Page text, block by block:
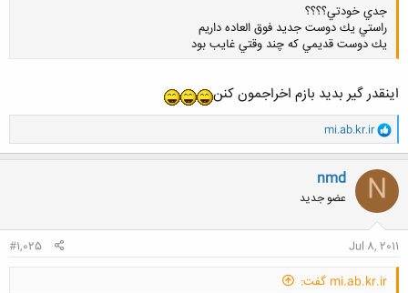
جدي خودتي؟؟؟؟
راستي يك دوست جديد فوق العاده داريم
يك دوست قديمي كه چند وقتي غايب بود
اینقدر گیر بدید بازم اخراجمون کنن
و
ا
ک
ن
ش
ه
ا
mi.ab.kr.ir
N
nmd
عضو جدید
Jul 8, 2011
#1,025
mi.ab.kr.ir گفت: